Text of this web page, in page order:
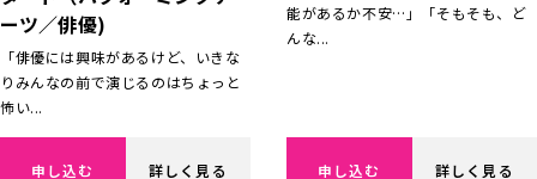
ーツ／俳優)
「俳優には興味があるけど、いきな
りみんなの前で演じるのはちょっと
怖い...
申し込む 詳しく見る
能があるか不安…」「そもそも、ど
んな...
申し込む 詳しく見る